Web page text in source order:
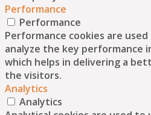
Performance
Performance
Performance cookies are
analyze the key performance
which helps in delivering a
the visitors.
Analytics
Analytics